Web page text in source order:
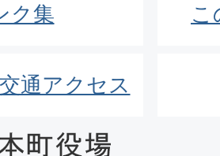
ク集 こ
通アクセス